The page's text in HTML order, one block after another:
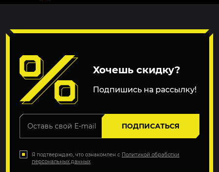
Хочешь скидку?
Подпишись на рассылку!
ПОДПИСАТЬСЯ
Я подтверждаю, что ознакомлен с Политикой обработки
персональных данных